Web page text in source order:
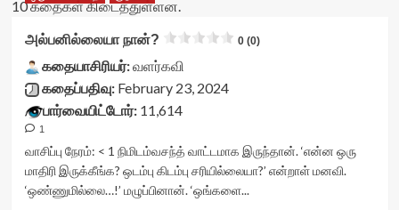
10 கதைகள் கிடைத்துள்ளன.
அல்பனில்லையா நான்? 0 (0)
கதையாசிரியர்:வளர்கவி
கதைப்பதிவு:February 23, 2024
பார்வையிட்டோர்:11,614
1
வாசிப்பு நேரம்: < 1 நிமிடம்வசந்த் வாட்டமாக இருந்தான். ‘என்ன ஒரு
மாதிரி இருக்கீங்க? ஒடம்பு கிடம்பு சரியில்லையா?’ என்றாள் மனவி.
‘ஒண்ணுமில்லை…!’ மழுப்பினான். ‘ஒங்களை...